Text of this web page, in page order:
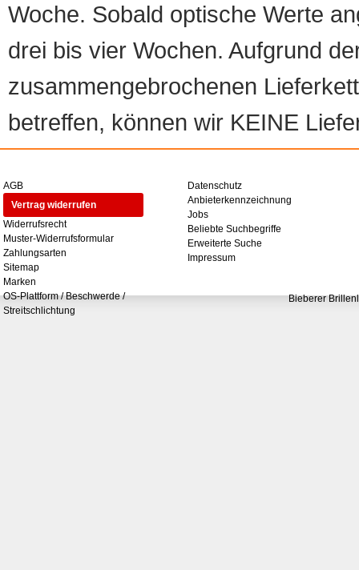
Woche. Sobald optische Werte
drei bis vier Wochen. Aufgrund
zusammengebrochenen
betreffen, können wir KEINE
AGB
Vertrag widerrufen
Widerrufsrecht
Muster-Widerrufsformular
Zahlungsarten
Sitemap
Marken
OS-Plattform / Beschwerde /
Streitschlichtung
Datenschutz
Anbieterkennzeichnung
Jobs
Beliebte Suchbegriffe
Erweiterte Suche
Impressum
Bieberer